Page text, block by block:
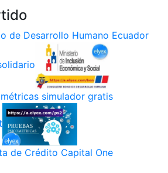
de Desarrollo Humano Ecuador
simulador gratis
de Crédito Capital One